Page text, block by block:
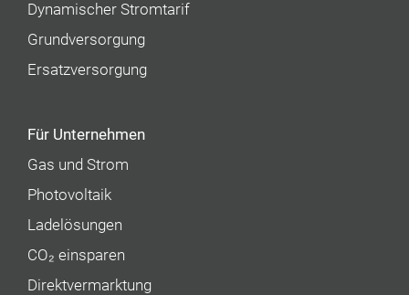
Dynamischer Stromtarif
Grundversorgung
Ersatzversorgung
Für Unternehmen
Gas und Strom
Photovoltaik
Ladelösungen
CO₂ einsparen
Direktvermarktung